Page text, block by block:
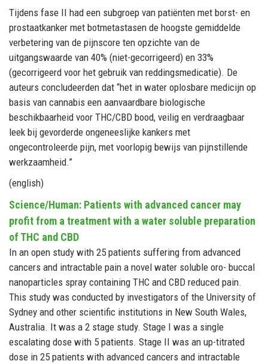
Tijdens fase II had een subgroep van patiënten met borst- en
prostaatkanker met botmetastasen de hoogste gemiddelde
verbetering van de pijnscore ten opzichte van de
uitgangswaarde van 40% (niet-gecorrigeerd) en 33%
(gecorrigeerd voor het gebruik van reddingsmedicatie). De
auteurs concludeerden dat “het in water oplosbare medicijn op
basis van cannabis een aanvaardbare biologische
beschikbaarheid voor THC/CBD bood, veilig en verdraagbaar
leek bij gevorderde ongeneeslijke kankers met
ongecontroleerde pijn, met voorlopig bewijs van pijnstillende
werkzaamheid.”
(english)
Science/Human: Patients with advanced cancer may
profit from a treatment with a water soluble preparation
of THC and CBD
In an open study with 25 patients suffering from advanced
cancers and intractable pain a novel water soluble oro- buccal
nanoparticles spray containing THC and CBD reduced pain.
This study was conducted by investigators of the University of
Sydney and other scientific institutions in New South Wales,
Australia. It was a 2 stage study. Stage I was a single
escalating dose with 5 patients. Stage II was an up-titrated
dose in 25 patients with advanced cancers and intractable